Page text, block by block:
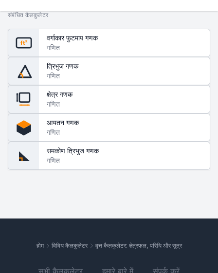
संबंधित कैलकुलेटर
ft²
वर्गाकार फुटमाप गणक
गणित
त्रिभुज गणक
गणित
क्षेत्र गणक
गणित
आयतन गणक
गणित
समकोण त्रिभुज गणक
गणित
होम विविध कैलकुलेटर वृत्त कैलकुलेटर: क्षेत्रफल, परिधि और सूत्र